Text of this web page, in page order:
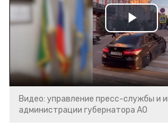
Play
Видео: управление пресс-службы и
администрации губернатора АО